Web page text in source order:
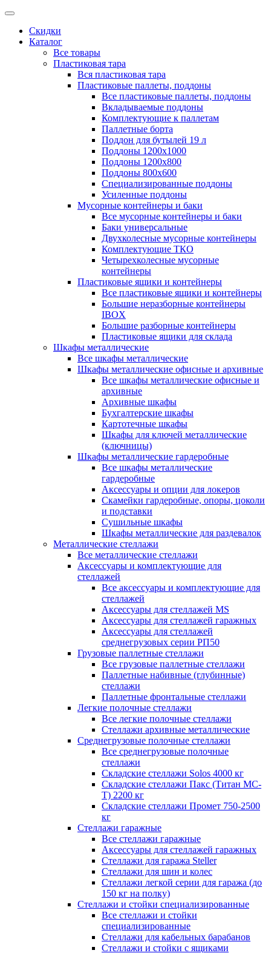
Скидки
Каталог
Все товары
Пластиковая тара
Вся пластиковая тара
Пластиковые паллеты, поддоны
Все пластиковые паллеты, поддоны
Вкладываемые поддоны
Комплектующие к паллетам
Паллетные борта
Поддон для бутылей 19 л
Поддоны 1200х1000
Поддоны 1200х800
Поддоны 800х600
Специализированные поддоны
Усиленные поддоны
Мусорные контейнеры и баки
Все мусорные контейнеры и баки
Баки универсальные
Двухколесные мусорные контейнеры
Комплектующие ТКО
Четырехколесные мусорные
контейнеры
Пластиковые ящики и контейнеры
Все пластиковые ящики и контейнеры
Большие неразборные контейнеры
IBOX
Большие разборные контейнеры
Пластиковые ящики для склада
Шкафы металлические
Все шкафы металлические
Шкафы металлические офисные и архивные
Все шкафы металлические офисные и
архивные
Архивные шкафы
Бухгалтерские шкафы
Картотечные шкафы
Шкафы для ключей металлические
(ключницы)
Шкафы металлические гардеробные
Все шкафы металлические
гардеробные
Аксессуары и опции для локеров
Скамейки гардеробные, опоры, цоколи
и подставки
Сушильные шкафы
Шкафы металлические для раздевалок
Металлические стеллажи
Все металлические стеллажи
Аксессуары и комплектующие для
стеллажей
Все аксессуары и комплектующие для
стеллажей
Аксессуары для стеллажей MS
Аксессуары для стеллажей гаражных
Аксессуары для стеллажей
среднегрузовых серии РП50
Грузовые паллетные стеллажи
Все грузовые паллетные стеллажи
Паллетные набивные (глубинные)
стеллажи
Паллетные фронтальные стеллажи
Легкие полочные стеллажи
Все легкие полочные стеллажи
Стеллажи архивные металлические
Среднегрузовые полочные стеллажи
Все среднегрузовые полочные
стеллажи
Складские стеллажи Solos 4000 кг
Складские стеллажи Пакс (Титан МС-
Т) 2200 кг
Складские стеллажи Промет 750-2500
кг
Стеллажи гаражные
Все стеллажи гаражные
Аксессуары для стеллажей гаражных
Стеллажи для гаража Steller
Стеллажи для шин и колес
Стеллажи легкой серии для гаража (до
150 кг на полку)
Стеллажи и стойки специализированные
Все стеллажи и стойки
специализированные
Стеллажи для кабельных барабанов
Стеллажи и стойки с ящиками